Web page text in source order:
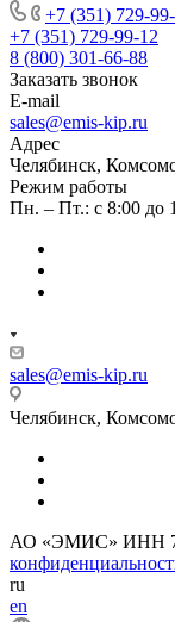
+7 (351) 729-
+7 (351) 729-99-12
8 (800) 301-66-88
Заказать звонок
E-mail
sales@emis-kip.ru
Адрес
Челябинск,
Режим работы
Пн. – Пт.: с 8:00 до
sales@emis-kip.ru
Челябинск,
АО «ЭМИС» ИНН
ru
en